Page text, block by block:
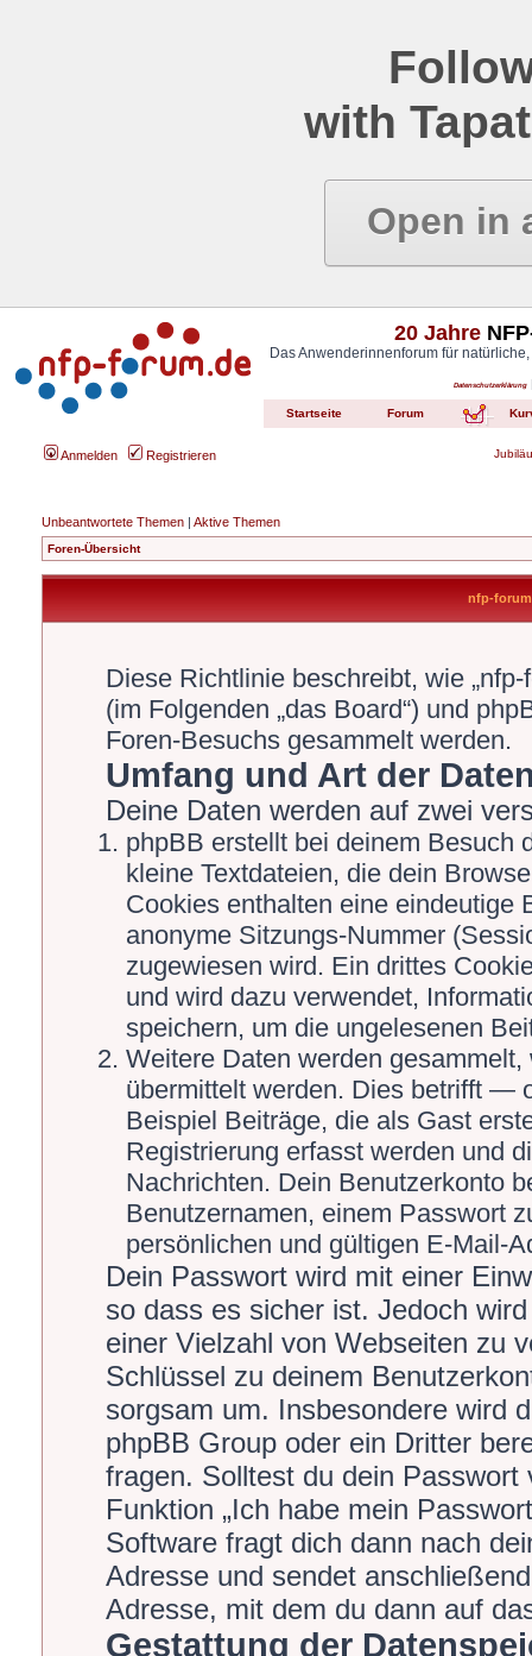
with
Open in
20 Jahre
Das Anwenderinnenforum für
Datenschutzerklärung
Startseite Forum
Anmelden Registrieren
Unbeantwortete Themen | Aktive Themen
Foren-Übersicht
nfp-
Diese Richtlinie beschreibt, wie
(im Folgenden „das Board“) und
Foren-Besuchs gesammelt werden.
Umfang und Art der
Deine Daten werden auf zwei
phpBB erstellt bei deinem Besuch
kleine Textdateien, die dein
Cookies enthalten eine eindeutige
anonyme Sitzungs-Nummer
zugewiesen wird. Ein drittes
und wird dazu verwendet,
speichern, um die ungelesenen
Weitere Daten werden
übermittelt werden. Dies betrifft —
Beispiel Beiträge, die als Gast
Registrierung erfasst werden und
Nachrichten. Dein Benutzerkonto
Benutzernamen, einem Passwort
persönlichen und gültigen E-Mail-
Dein Passwort wird mit einer
so dass es sicher ist. Jedoch
einer Vielzahl von Webseiten zu
Schlüssel zu deinem
sorgsam um. Insbesondere wird
phpBB Group oder ein Dritter
fragen. Solltest du dein
Funktion „Ich habe mein
Software fragt dich dann nach
Adresse und sendet
Adresse, mit dem du dann auf
Gestattung der